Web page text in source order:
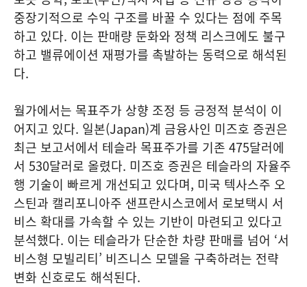
중장기적으로 수익 구조를 바꿀 수 있다는 점에 주목
하고 있다. 이는 판매량 둔화와 정책 리스크에도 불구
하고 밸류에이션 재평가를 촉발하는 동력으로 해석된
다.
월가에서는 목표주가 상향 조정 등 긍정적 분석이 이
어지고 있다. 일본(Japan)계 금융사인 미즈호 증권은
최근 보고서에서 테슬라 목표주가를 기존 475달러에
서 530달러로 올렸다. 미즈호 증권은 테슬라의 자율주
행 기술이 빠르게 개선되고 있다며, 미국 텍사스주 오
스틴과 캘리포니아주 샌프란시스코에서 로보택시 서
비스 확대를 가속할 수 있는 기반이 마련되고 있다고
분석했다. 이는 테슬라가 단순한 차량 판매를 넘어 ‘서
비스형 모빌리티’ 비즈니스 모델을 구축하려는 전략
변화 신호로도 해석된다.